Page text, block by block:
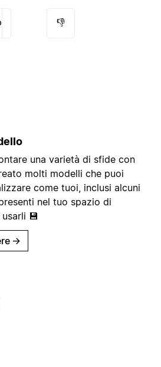
👎
una varietà di sfide con
molti modelli che puoi
come tuoi, inclusi alcuni
nel tuo spazio di
💾
→